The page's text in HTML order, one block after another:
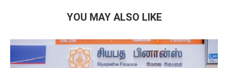
YOU MAY ALSO LIKE